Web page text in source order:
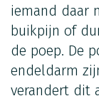
iemand daar
buikpijn of
de poep. De
endeldarm
verandert dit